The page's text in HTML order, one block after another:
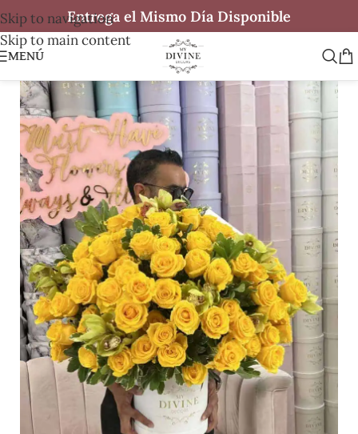
Skip to navigation
Skip to main content
Entrega el Mismo Día Disponible
MENÚ